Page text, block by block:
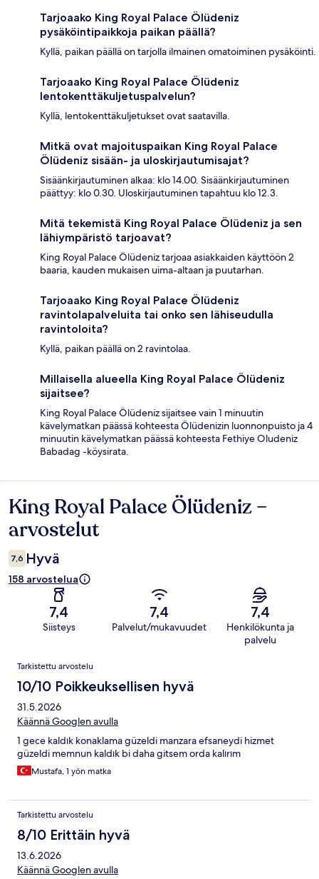
Tarjoaako King Royal Palace Ölüdeniz
pysäköintipaikkoja paikan päällä?
Kyllä, paikan päällä on tarjolla ilmainen omatoiminen pysäköinti.
Tarjoaako King Royal Palace Ölüdeniz
lentokenttäkuljetuspalvelun?
Kyllä, lentokenttäkuljetukset ovat saatavilla.
Mitkä ovat majoituspaikan King Royal Palace
Ölüdeniz sisään- ja uloskirjautumisajat?
Sisäänkirjautuminen alkaa: klo 14.00. Sisäänkirjautuminen
päättyy: klo 0.30. Uloskirjautuminen tapahtuu klo 12.3.
Mitä tekemistä King Royal Palace Ölüdeniz ja sen
lähiympäristö tarjoavat?
King Royal Palace Ölüdeniz tarjoaa asiakkaiden käyttöön 2
baaria, kauden mukaisen uima-altaan ja puutarhan.
Tarjoaako King Royal Palace Ölüdeniz
ravintolapalveluita tai onko sen lähiseudulla
ravintoloita?
Kyllä, paikan päällä on 2 ravintolaa.
Millaisella alueella King Royal Palace Ölüdeniz
sijaitsee?
King Royal Palace Ölüdeniz sijaitsee vain 1 minuutin
kävelymatkan päässä kohteesta Ölüdenizin luonnonpuisto ja 4
minuutin kävelymatkan päässä kohteesta Fethiye Oludeniz
Babadag -köysirata.
Arvostelut
King Royal Palace Ölüdeniz –
arvostelut
7,6 Hyvä
158 arvostelua
7,4
Siisteys
7,4
Palvelut/mukavuudet
7,4
Henkilökunta ja
palvelu
Arvostelut
Tarkistettu arvostelu
10/10 Poikkeuksellisen hyvä
31.5.2026
Käännä Googlen avulla
1 gece kaldık konaklama güzeldi manzara efsaneydi hizmet
güzeldi memnun kaldık bi daha gitsem orda kalırım
Mustafa, 1 yön matka
Tarkistettu arvostelu
8/10 Erittäin hyvä
13.6.2026
Käännä Googlen avulla